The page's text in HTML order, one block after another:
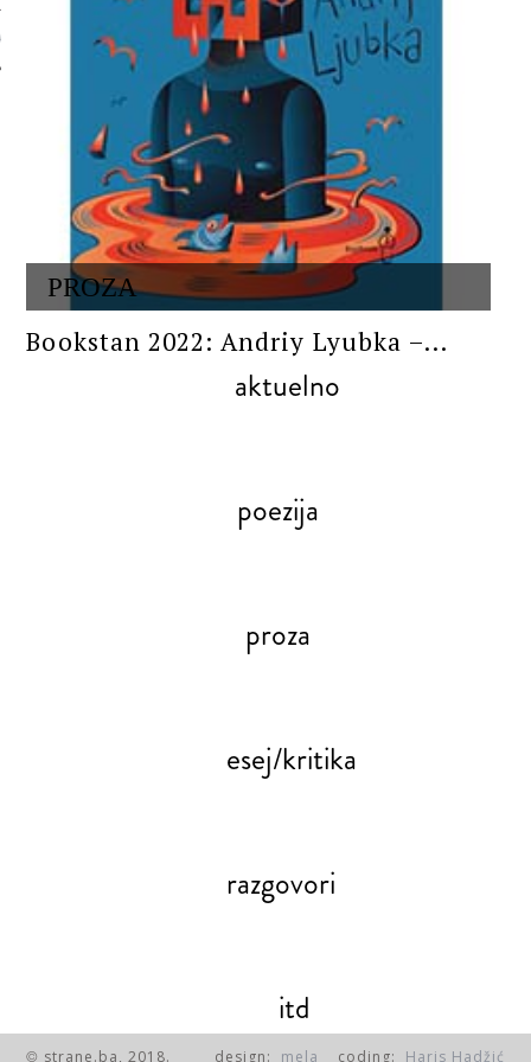
PROZA
Bookstan 2022: Andriy Lyubka –...
aktuelno
poezija
proza
esej/kritika
razgovori
itd
© strane.ba, 2018. design: mela coding: Haris Hadžić